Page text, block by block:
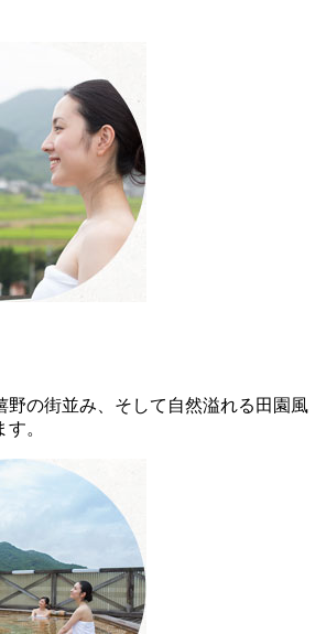
野の街並み、そして自然溢れる田園風
。